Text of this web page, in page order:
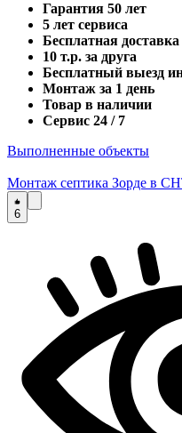
Гарантия 50 лет
5 лет сервиса
Бесплатная доставка
10 т.р. за друга
Бесплатный выезд
Монтаж за 1 день
Товар в наличии
Сервис 24 / 7
Выполненные объекты
Монтаж септика Зорде в
6